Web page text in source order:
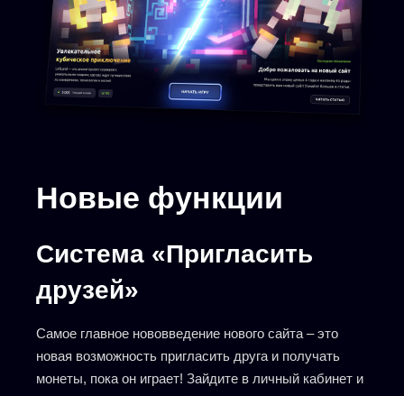
Новые функции
Система «Пригласить
друзей»
Самое главное нововведение нового сайта – это
новая возможность пригласить друга и получать
монеты, пока он играет! Зайдите в личный кабинет и